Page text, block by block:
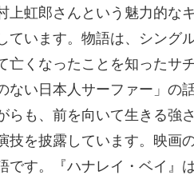
上虹郎さんという魅力的な
ています。物語は、シング
くなったことを知ったサ
ない日本人サーファー」の
も、前を向いて生きる強
を披露しています。映画
す。『ハナレイ・ベイ』